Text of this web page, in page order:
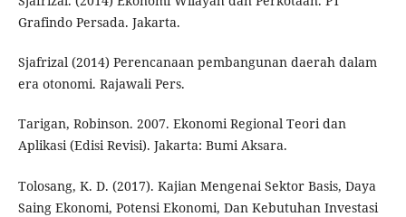
Grafindo Persada. Jakarta.
Sjafrizal (2014) Perencanaan pembangunan daerah dalam
era otonomi. Rajawali Pers.
Tarigan, Robinson. 2007. Ekonomi Regional Teori dan
Aplikasi (Edisi Revisi). Jakarta: Bumi Aksara.
Tolosang, K. D. (2017). Kajian Mengenai Sektor Basis, Daya
Saing Ekonomi, Potensi Ekonomi, Dan Kebutuhan Investasi